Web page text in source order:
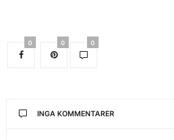
0 0 0
INGA KOMMENTARER